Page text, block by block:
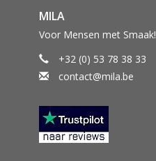
MILA
Voor Mensen met Smaak!
+32 (0) 53 78 38 33
contact@mila.be